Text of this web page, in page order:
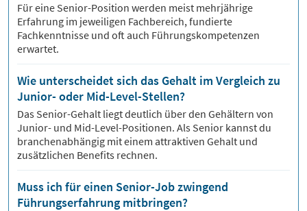
Für eine Senior-Position werden meist mehrjährige
Erfahrung im jeweiligen Fachbereich, fundierte
Fachkenntnisse und oft auch Führungskompetenzen
erwartet.
Wie unterscheidet sich das Gehalt im Vergleich zu
Junior- oder Mid-Level-Stellen?
Das Senior-Gehalt liegt deutlich über den Gehältern von
Junior- und Mid-Level-Positionen. Als Senior kannst du
branchenabhängig mit einem attraktiven Gehalt und
zusätzlichen Benefits rechnen.
Muss ich für einen Senior-Job zwingend
Führungserfahrung mitbringen?